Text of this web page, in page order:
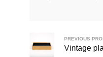
flere
PREVIOUS
Vintage